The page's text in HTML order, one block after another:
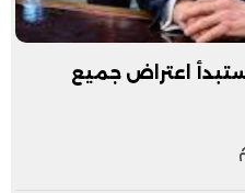
ستبدأ اعتراض جميع